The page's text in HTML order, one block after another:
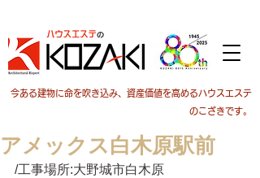
今ある建物に命を吹き込み、資産価値を高めるハウスエステ
のこざきです。
アメックス白木原駅前
/工事場所:大野城市白木原